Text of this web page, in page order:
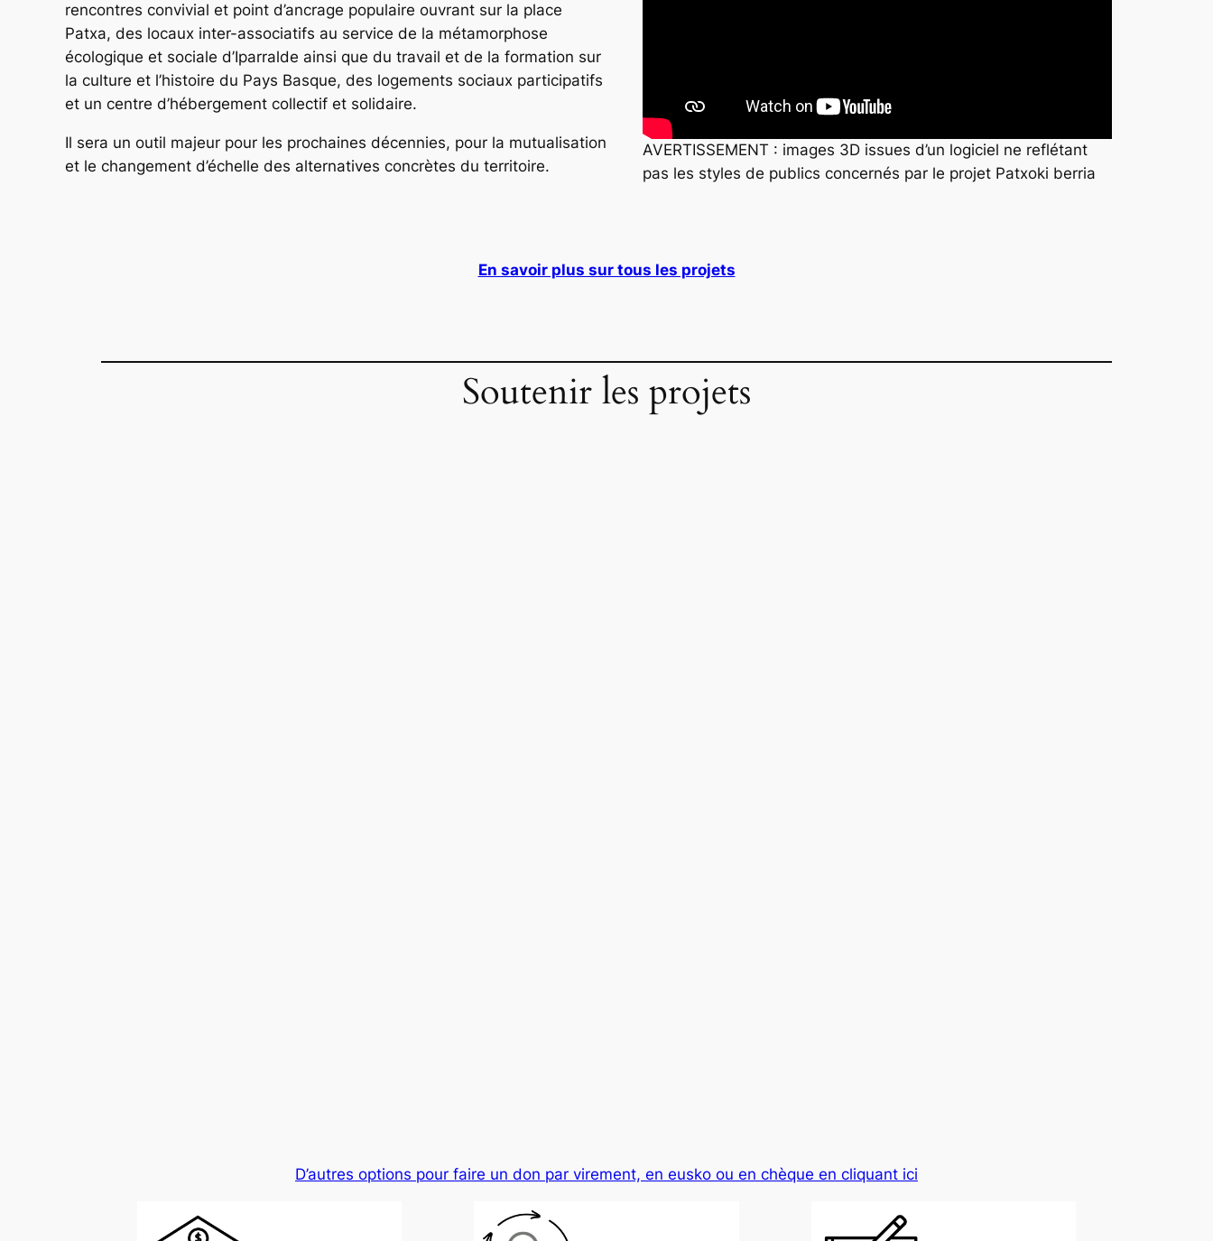
rencontres convivial et point d’ancrage populaire ouvrant sur la place
Patxa, des locaux inter-associatifs au service de la métamorphose
écologique et sociale d’Iparralde ainsi que du travail et de la formation sur
la culture et l’histoire du Pays Basque, des logements sociaux participatifs
et un centre d’hébergement collectif et solidaire.
Il sera un outil majeur pour les prochaines décennies, pour la mutualisation
et le changement d’échelle des alternatives concrètes du territoire.
AVERTISSEMENT : images 3D issues d’un logiciel ne reflétant
pas les styles de publics concernés par le projet Patxoki berria
En savoir plus sur tous les projets
Soutenir les projets
D’autres options pour faire un don par virement, en eusko ou en chèque en cliquant ici